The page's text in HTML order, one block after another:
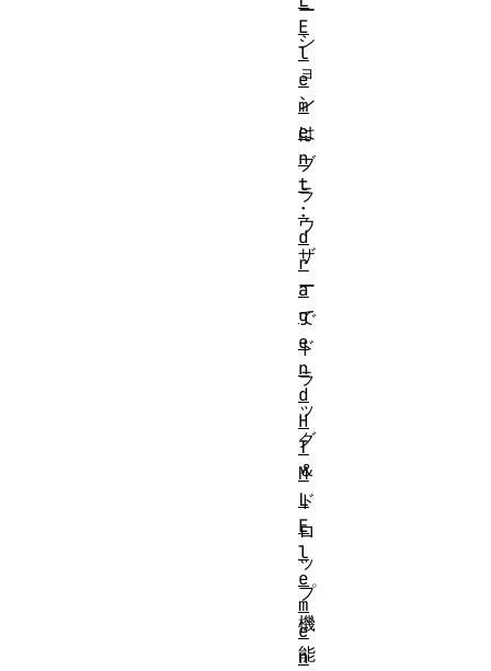
ー
シ
ョ
ン
は
ブ
ラ
ウ
ザ
ー
で
ド
ラ
ッ
グ
＆
ド
ロ
ッ
プ
機
能
E
l
e
m
e
n
t
:
d
r
a
g
e
n
d
H
T
M
L
E
l
e
m
e
n